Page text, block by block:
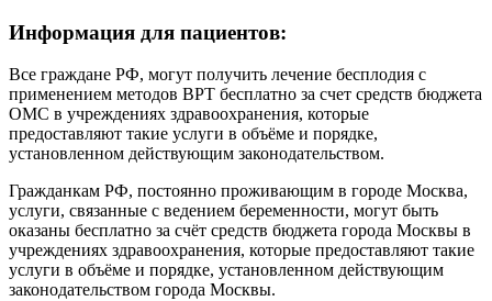
Информация для пациентов:
Все граждане РФ, могут получить лечение бесплодия с
применением методов ВРТ бесплатно за счет средств бюджета
ОМС в учреждениях здравоохранения, которые
предоставляют такие услуги в объёме и порядке,
установленном действующим законодательством.
Гражданкам РФ, постоянно проживающим в городе Москва,
услуги, связанные с ведением беременности, могут быть
оказаны бесплатно за счёт средств бюджета города Москвы в
учреждениях здравоохранения, которые предоставляют такие
услуги в объёме и порядке, установленном действующим
законодательством города Москвы.